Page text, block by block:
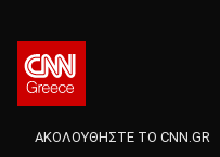
ΑΚΟΛΟΥΘΗΣΤΕ ΤΟ CNN.GR